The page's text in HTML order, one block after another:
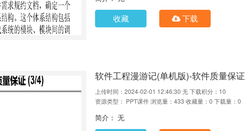
收藏 下载
软件工程漫游记(单机版)-软件质量保证
上传时间：2024-02-01 12:46:30 无下载积分：10
资源类型： PPT课件浏览量：433 收藏量：0 下载量：0
简介： 无